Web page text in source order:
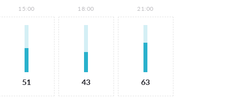
15:00
51
18:00
43
21:00
63